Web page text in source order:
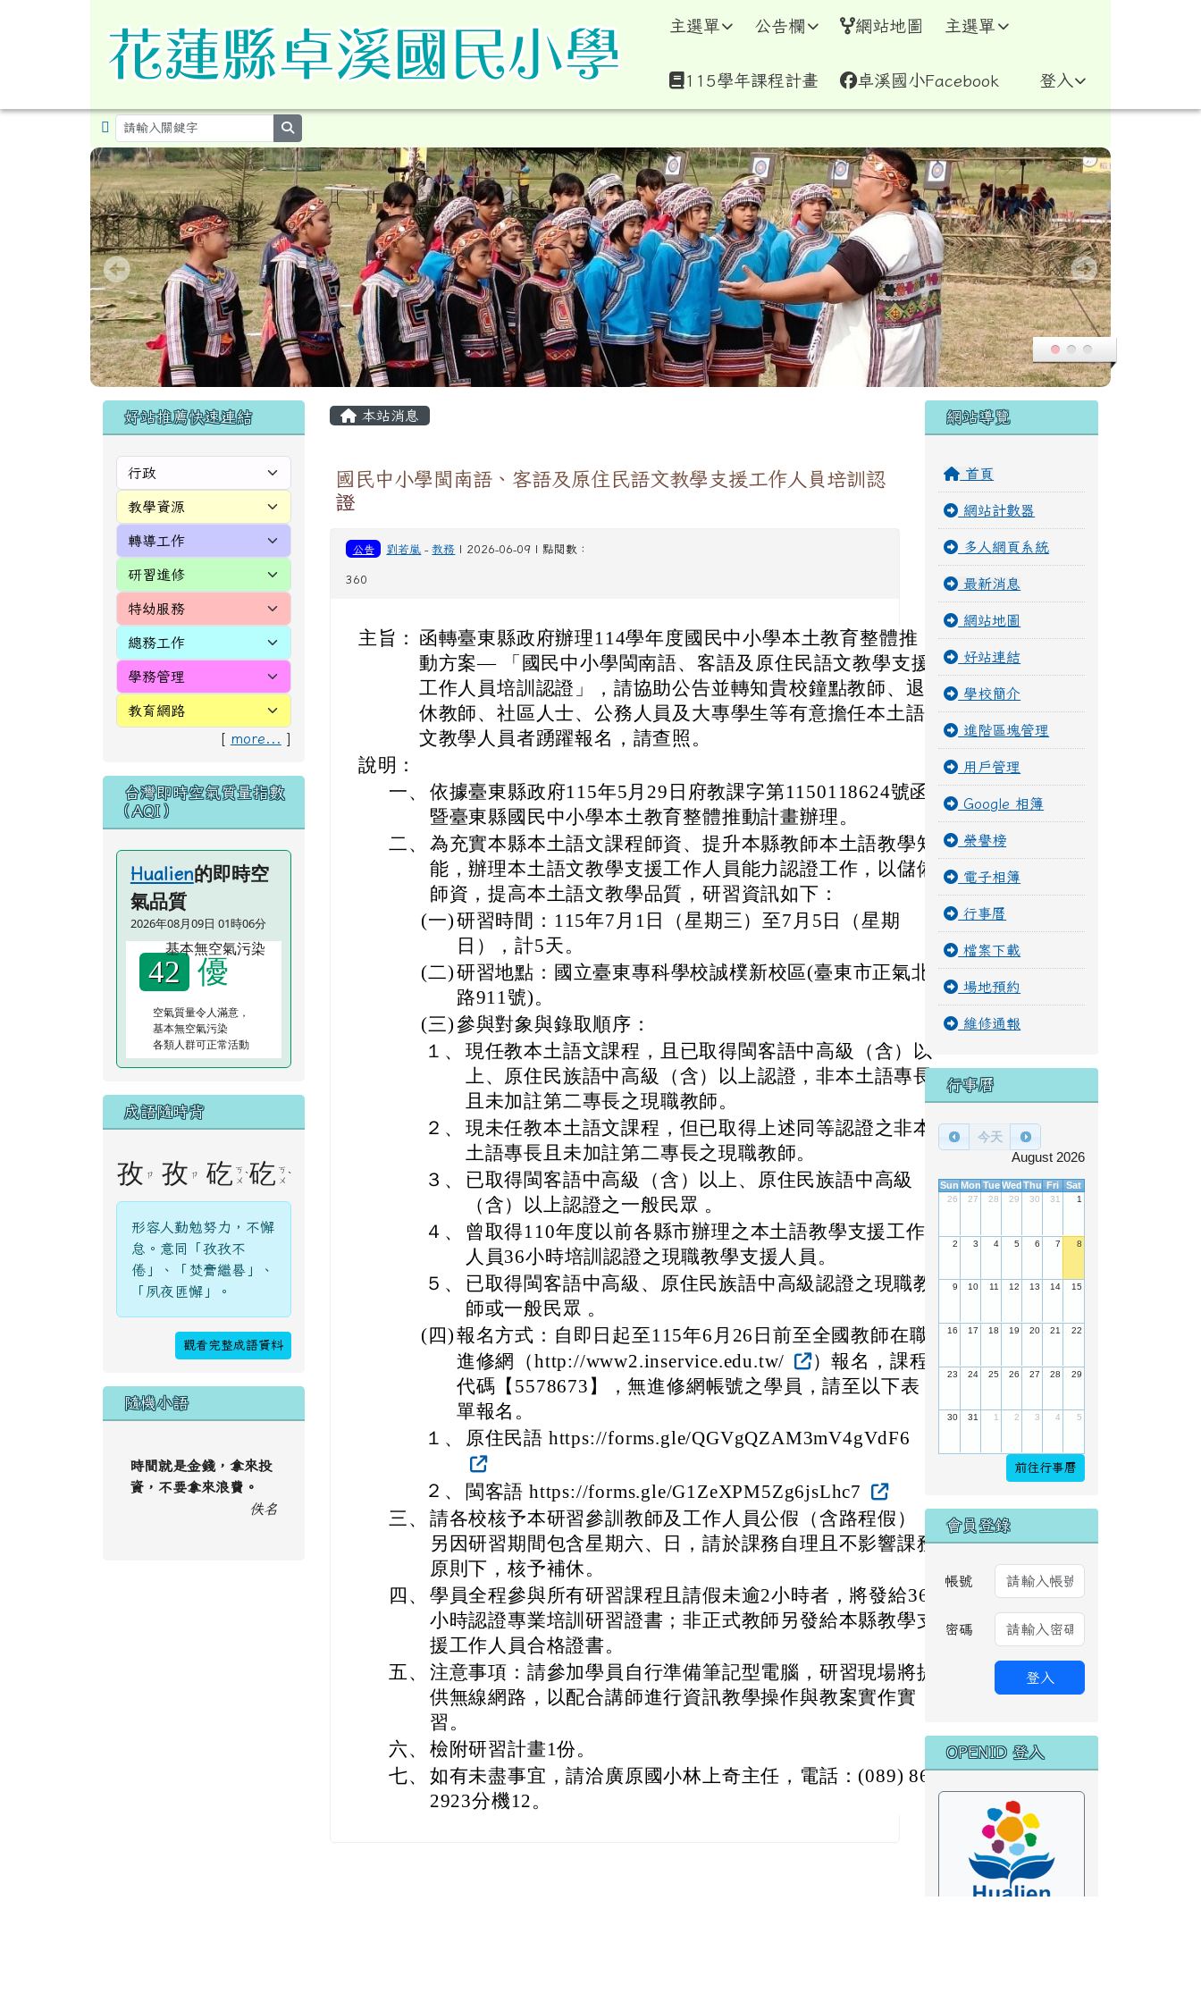
花蓮縣卓溪鄉卓溪國民小學暨附設幼兒園全球資訊網
主選單 公告欄 網站地圖 主選單
115學年課程計畫 卓溪國小Facebook 登入
左邊區域內容
好站推薦快速連結
[ more... ]
台灣即時空氣質量指數
（AQI）
Hualien的即時空
氣品質
2026年08月09日 01時06分
42 優
空氣質量令人滿意，
基本無空氣污染
各類人群可正常活動
成語隨時背
孜 ㄗ 孜 ㄗ 矻 ㄎ
ㄨ ˋ矻 ㄎ
ㄨ ˋ
形容人勤勉努力，不懈
怠。意同「孜孜不
倦」、「焚膏繼晷」、
「夙夜匪懈」。
觀看完整成語資料
隨機小語
時間就是金錢，拿來投
資，不要拿來浪費。
佚名
主內容區域
本站消息
國民中小學閩南語、客語及原住民語文教學支援工作人員培訓認
證
公告 劉若嵐 -教務 | 2026-06-09 | 點閱數：
360
主旨： 函轉臺東縣政府辦理114學年度國民中小學本土教育整體推
動方案— 「國民中小學閩南語、客語及原住民語文教學支援
工作人員培訓認證」，請協助公告並轉知貴校鐘點教師、退
休教師、社區人士、公務人員及大專學生等有意擔任本土語
文教學人員者踴躍報名，請查照。
說明：
一、 依據臺東縣政府115年5月29日府教課字第1150118624號函
暨臺東縣國民中小學本土教育整體推動計畫辦理。
二、 為充實本縣本土語文課程師資、提升本縣教師本土語教學知
能，辦理本土語文教學支援工作人員能力認證工作，以儲備
師資，提高本土語文教學品質，研習資訊如下：
(一)研習時間：115年7月1日（星期三）至7月5日（星期
日），計5天。
(二)研習地點：國立臺東專科學校誠樸新校區(臺東市正氣北
路911號)。
(三)參與對象與錄取順序：
１、 現任教本土語文課程，且已取得閩客語中高級（含）以
上、原住民族語中高級（含）以上認證，非本土語專長
且未加註第二專長之現職教師。
２、 現未任教本土語文課程，但已取得上述同等認證之非本
土語專長且未加註第二專長之現職教師。
３、
已取得閩客語中高級（含）以上、原住民族語中高級
（含）以上認證之一般民眾 。
４、
曾取得110年度以前各縣市辦理之本土語教學支援工作
人員36小時培訓認證之現職教學支援人員。
５、
已取得閩客語中高級、原住民族語中高級認證之現職教
師或一般民眾 。
(四)報名方式：自即日起至115年6月26日前至全國教師在職
進修網（http://www2.inservice.edu.tw/
）報名，課程
代碼【5578673】，無進修網帳號之學員，請至以下表
單報名。
１、
原住民語 https://forms.gle/QGVgQZAM3mV4gVdF6
２、
閩客語 https://forms.gle/G1ZeXPM5Zg6jsLhc7
三、 請各校核予本研習參訓教師及工作人員公假（含路程假）；
另因研習期間包含星期六、日，請於課務自理且不影響課務
原則下，核予補休。
四、 學員全程參與所有研習課程且請假未逾2小時者，將發給36
小時認證專業培訓研習證書；非正式教師另發給本縣教學支
援工作人員合格證書。
五、 注意事項：請參加學員自行準備筆記型電腦，研習現場將提
供無線網路，以配合講師進行資訊教學操作與教案實作實
習。
六、 檢附研習計畫1份。
七、 如有未盡事宜，請洽廣原國小林上奇主任，電話：(089) 86
2923分機12。
右邊區域內容
網站導覽
首頁
網站計數器
多人網頁系統
最新消息
網站地圖
好站連結
學校簡介
進階區塊管理
用戶管理
Google 相簿
榮譽榜
電子相簿
行事曆
檔案下載
場地預約
維修通報
行事曆
今天
August 2026
Sun Mon Tue WedThu Fri Sat
26 27 28 29 30 31 1
2 3 4 5 6 7 8
9 10 11 12 13 14 15
16 17 18 19 20 21 22
23 24 25 26 27 28 29
30 31 1 2 3 4 5
前往行事曆
會員登錄
帳號
密碼
登入
OPENID 登入
頁尾區域